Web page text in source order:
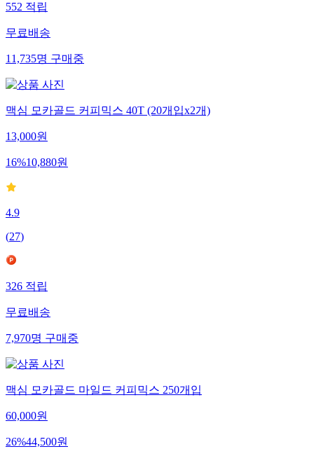
552 적립
무료배송
11,735명 구매중
맥심 모카골드 커피믹스 40T (20개입x2개)
13,000원
16%10,880원
4.9
(27)
326 적립
무료배송
7,970명 구매중
맥심 모카골드 마일드 커피믹스 250개입
60,000원
26%44,500원